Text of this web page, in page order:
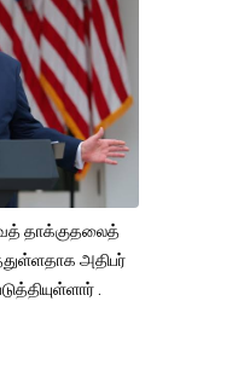
தாக்குதலைத்
அதிபர்
.